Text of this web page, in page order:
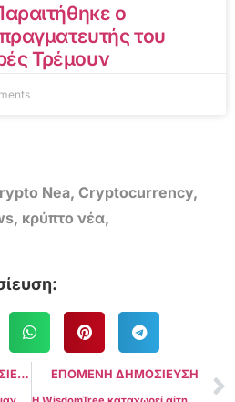
ο
του
Τρέμουν
Nea, Cryptocurrency,
, κρύπτο νέα,
ΠΡΟΗΓΟΥΜΕΝΗ ΔΗΜΟΣΙΕΥΣΗ ΕΠΟΜΕΝΗ ΔΗΜΟΣΙΕΥΣΗ